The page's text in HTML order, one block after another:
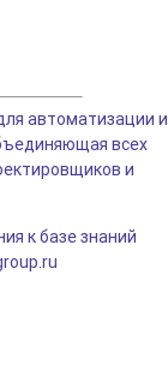
автоматизации и
всех
и
к базе знаний